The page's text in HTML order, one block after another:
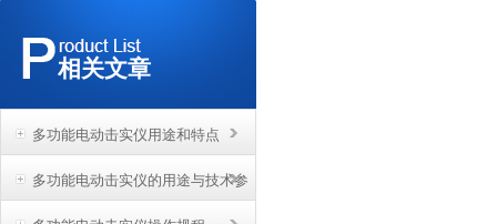
相关文章
多功能电动击实仪用途和特点
多功能电动击实仪的用途与技术参